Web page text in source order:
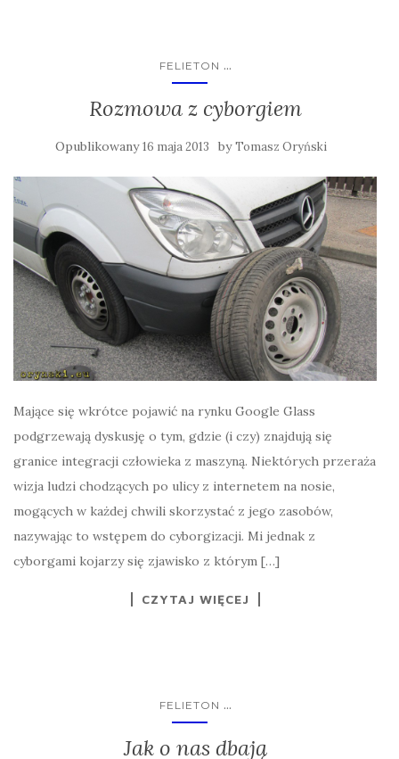
FELIETON ...
Rozmowa z cyborgiem
Opublikowany16 maja 2013 byTomasz Oryński
Mające się wkrótce pojawić na rynku Google Glass
podgrzewają dyskusję o tym, gdzie (i czy) znajdują się
granice integracji człowieka z maszyną. Niektórych przeraża
wizja ludzi chodzących po ulicy z internetem na nosie,
mogących w każdej chwili skorzystać z jego zasobów,
nazywając to wstępem do cyborgizacji. Mi jednak z
cyborgami kojarzy się zjawisko z którym […]
CZYTAJ WIĘCEJ
FELIETON ...
Jak o nas dbają